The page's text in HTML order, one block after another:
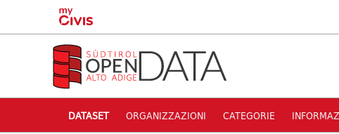
Skip to main content
DATASET ORGANIZZAZIONI CATEGORIE